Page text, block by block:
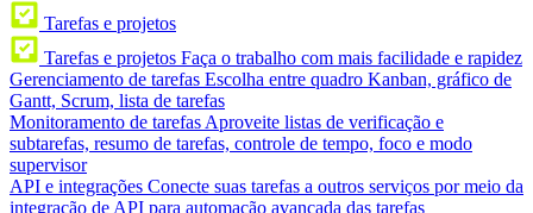
Tarefas e projetos
Tarefas e projetos Faça o trabalho com mais facilidade e rapidez
Gerenciamento de tarefas Escolha entre quadro Kanban, gráfico de
Gantt, Scrum, lista de tarefas
Monitoramento de tarefas Aproveite listas de verificação e
subtarefas, resumo de tarefas, controle de tempo, foco e modo
supervisor
API e integrações Conecte suas tarefas a outros serviços por meio da
integração de API para automação avançada das tarefas